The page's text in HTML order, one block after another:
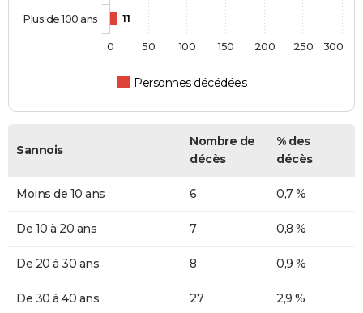
11
Personnes décédées
Plus de 100 ans
0 50 100 150 200 250 300
Sannois
Nombre de
décès
% des
décès
Moins de 10 ans 6 0,7 %
De 10 à 20 ans 7 0,8 %
De 20 à 30 ans 8 0,9 %
De 30 à 40 ans 27 2,9 %